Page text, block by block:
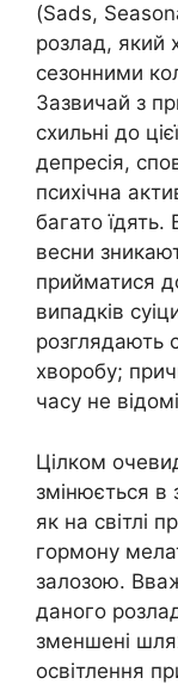
(Sads,
розлад, який
сезонними
Зазвичай з
схильні до
депресія,
психічна
багато
весни
прийматися
випадків
розглядають
хворобу;
часу не
Цілком
змінюється в
як на світлі
гормону
залозою.
даного
зменшені
освітлення